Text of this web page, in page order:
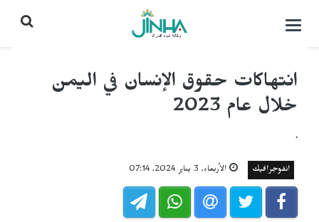
التحكم
انتهاكات حقوق الإنسان في اليمن
خلال عام 2023
.
انفوجرافيك الأربعاء, 3 يناير 2024, 07:14